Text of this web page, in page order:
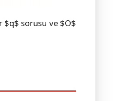
$q$ sorusu ve $O$